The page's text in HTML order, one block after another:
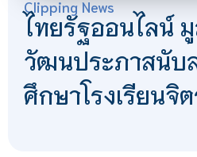
Clipping News
ไทยรัฐออนไลน์
วัฒนประภาสนับ
ศึกษาโรงเรียนจิ